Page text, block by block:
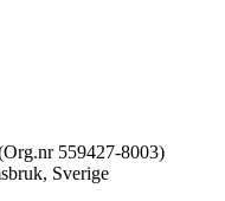
559427-8003)
Sverige